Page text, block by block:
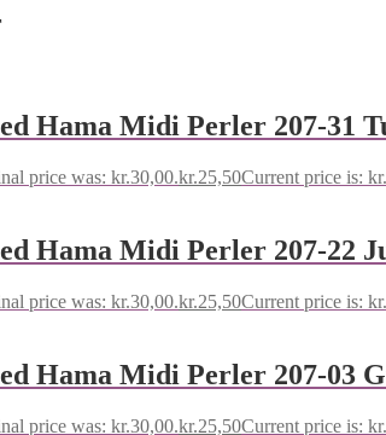
Hama Midi Perler 207-31
price was: kr.30,00.kr.25,50Current price is:
Hama Midi Perler 207-22
price was: kr.30,00.kr.25,50Current price is:
Hama Midi Perler 207-03
price was: kr.30,00.kr.25,50Current price is: